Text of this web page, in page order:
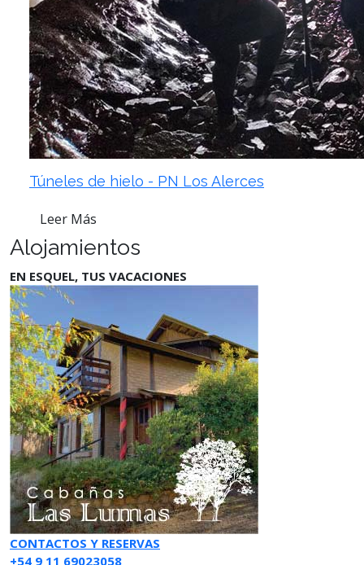
Túneles de hielo - PN Los Alerces
Leer Más
Alojamientos
EN ESQUEL, TUS VACACIONES
CONTACTOS Y RESERVAS
+54 9 11 69023058